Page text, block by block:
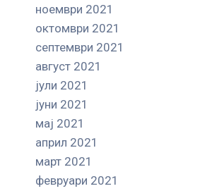
ноември 2021
октомври 2021
септември 2021
август 2021
јули 2021
јуни 2021
мај 2021
април 2021
март 2021
февруари 2021